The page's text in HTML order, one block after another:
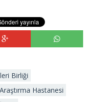
Birliği
Hastanesi